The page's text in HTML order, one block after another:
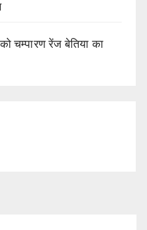
चम्पारण रेंज बेतिया का